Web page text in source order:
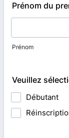
Prénom du
Prénom
Veuillez
Débutant